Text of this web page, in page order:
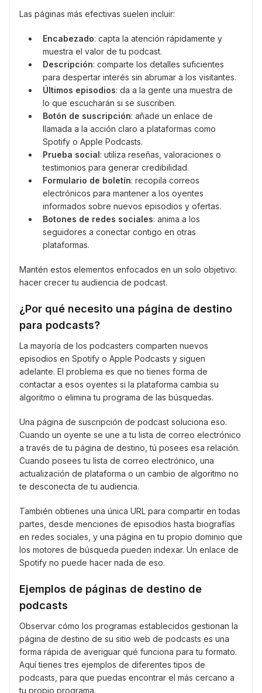
Las páginas más efectivas suelen incluir:
Encabezado: capta la atención rápidamente y
muestra el valor de tu podcast.
Descripción: comparte los detalles suficientes
para despertar interés sin abrumar a los visitantes.
Últimos episodios: da a la gente una muestra de
lo que escucharán si se suscriben.
Botón de suscripción: añade un enlace de
llamada a la acción claro a plataformas como
Spotify o Apple Podcasts.
Prueba social: utiliza reseñas, valoraciones o
testimonios para generar credibilidad.
Formulario de boletín: recopila correos
electrónicos para mantener a los oyentes
informados sobre nuevos episodios y ofertas.
Botones de redes sociales: anima a los
seguidores a conectar contigo en otras
plataformas.
Mantén estos elementos enfocados en un solo objetivo:
hacer crecer tu audiencia de podcast.
¿Por qué necesito una página de destino
para podcasts?
La mayoría de los podcasters comparten nuevos
episodios en Spotify o Apple Podcasts y siguen
adelante. El problema es que no tienes forma de
contactar a esos oyentes si la plataforma cambia su
algoritmo o elimina tu programa de las búsquedas.
Una página de suscripción de podcast soluciona eso.
Cuando un oyente se une a tu lista de correo electrónico
a través de tu página de destino, tú posees esa relación.
Cuando posees tu lista de correo electrónico, una
actualización de plataforma o un cambio de algoritmo no
te desconecta de tu audiencia.
También obtienes una única URL para compartir en todas
partes, desde menciones de episodios hasta biografías
en redes sociales, y una página en tu propio dominio que
los motores de búsqueda pueden indexar. Un enlace de
Spotify no puede hacer nada de eso.
Ejemplos de páginas de destino de
podcasts
Observar cómo los programas establecidos gestionan la
página de destino de su sitio web de podcasts es una
forma rápida de averiguar qué funciona para tu formato.
Aquí tienes tres ejemplos de diferentes tipos de
podcasts, para que puedas encontrar el más cercano a
tu propio programa.